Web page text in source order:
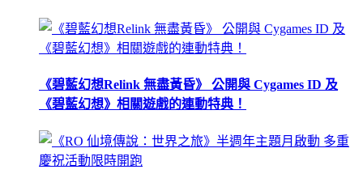
《碧藍幻想Relink 無盡黃昏》 公開與 Cygames ID 及
《碧藍幻想》相關遊戲的連動特典！